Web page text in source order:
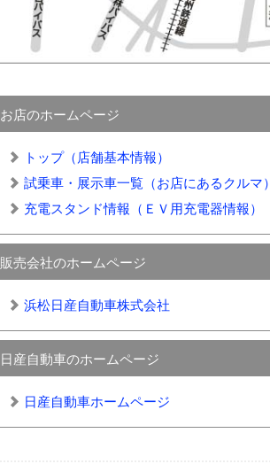
お店のホームページ
トップ（店舗基本情報）
試乗車・展示車一覧（お店にあるクルマ）
充電スタンド情報（ＥＶ用充電器情報）
販売会社のホームページ
浜松日産自動車株式会社
日産自動車のホームページ
日産自動車ホームページ